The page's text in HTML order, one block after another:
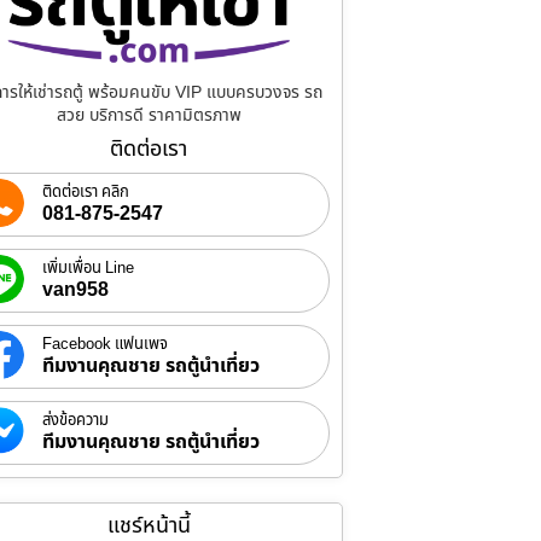
รให้เช่ารถตู้ พร้อมคนขับ VIP แบบครบวงจร รถ
สวย บริการดี ราคามิตรภาพ
ติดต่อเรา
ติดต่อเรา คลิก
081-875-2547
เพิ่มเพื่อน Line
van958
Facebook แฟนเพจ
ทีมงานคุณชาย รถตู้นำเที่ยว
ส่งข้อความ
ทีมงานคุณชาย รถตู้นำเที่ยว
แชร์หน้านี้